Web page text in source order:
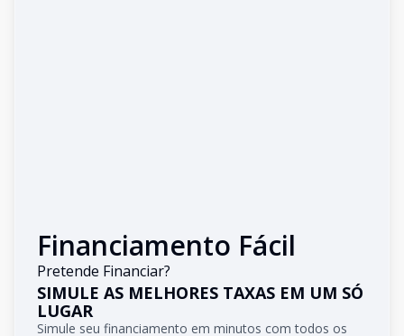
Financiamento Fácil
Pretende Financiar?
SIMULE AS MELHORES TAXAS EM UM SÓ
LUGAR
Simule seu financiamento em minutos com todos os